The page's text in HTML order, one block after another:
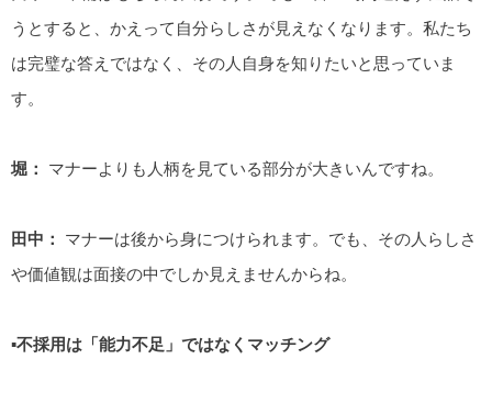
うとすると、かえって自分らしさが見えなくなります。私たち
は完璧な答えではなく、その人自身を知りたいと思っていま
す。
堀： マナーよりも人柄を見ている部分が大きいんですね。
田中：
マナーは後から身につけられます。でも、その人らしさ
や価値観は面接の中でしか見えませんからね。
▪️不採用は「能力不足」ではなくマッチング